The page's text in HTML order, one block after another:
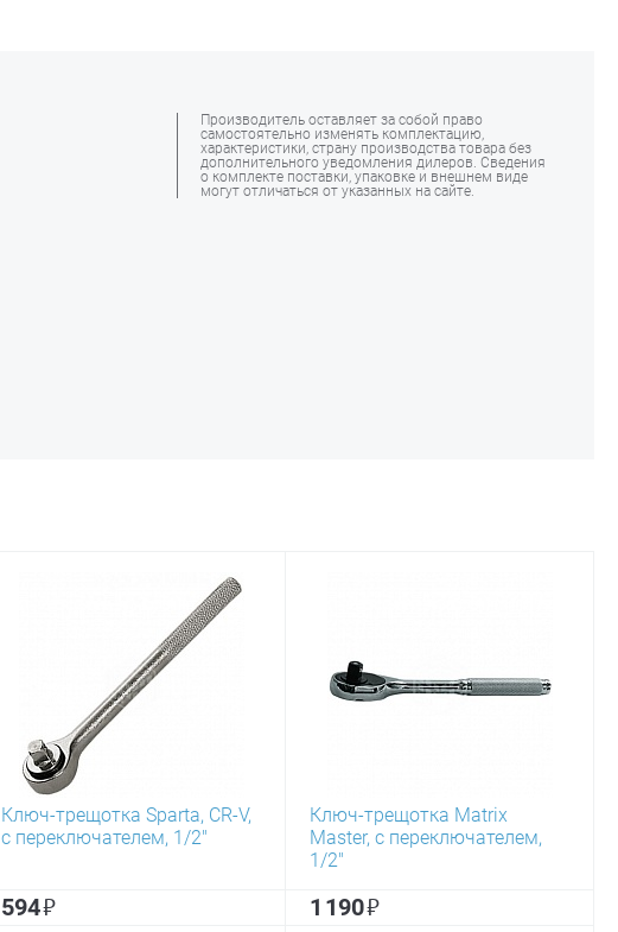
Производитель оставляет за собой право
самостоятельно изменять комплектацию,
характеристики, страну производства товара без
дополнительного уведомления дилеров. Сведения
о комплекте поставки, упаковке и внешнем виде
могут отличаться от указанных на сайте.
Ключ-трещотка Sparta, CR-V,
с переключателем, 1/2"
Ключ-трещотка Matrix
Master, с переключателем,
1/2"
594₽ 1 190₽